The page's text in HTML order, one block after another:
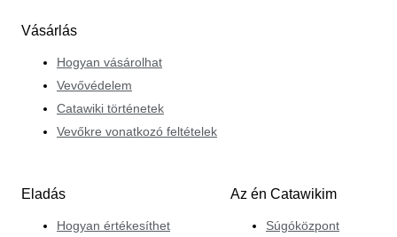
Vásárlás
Hogyan vásárolhat
Vevővédelem
Catawiki történetek
Vevőkre vonatkozó feltételek
Eladás
Hogyan értékesíthet
Az én Catawikim
Súgóközpont